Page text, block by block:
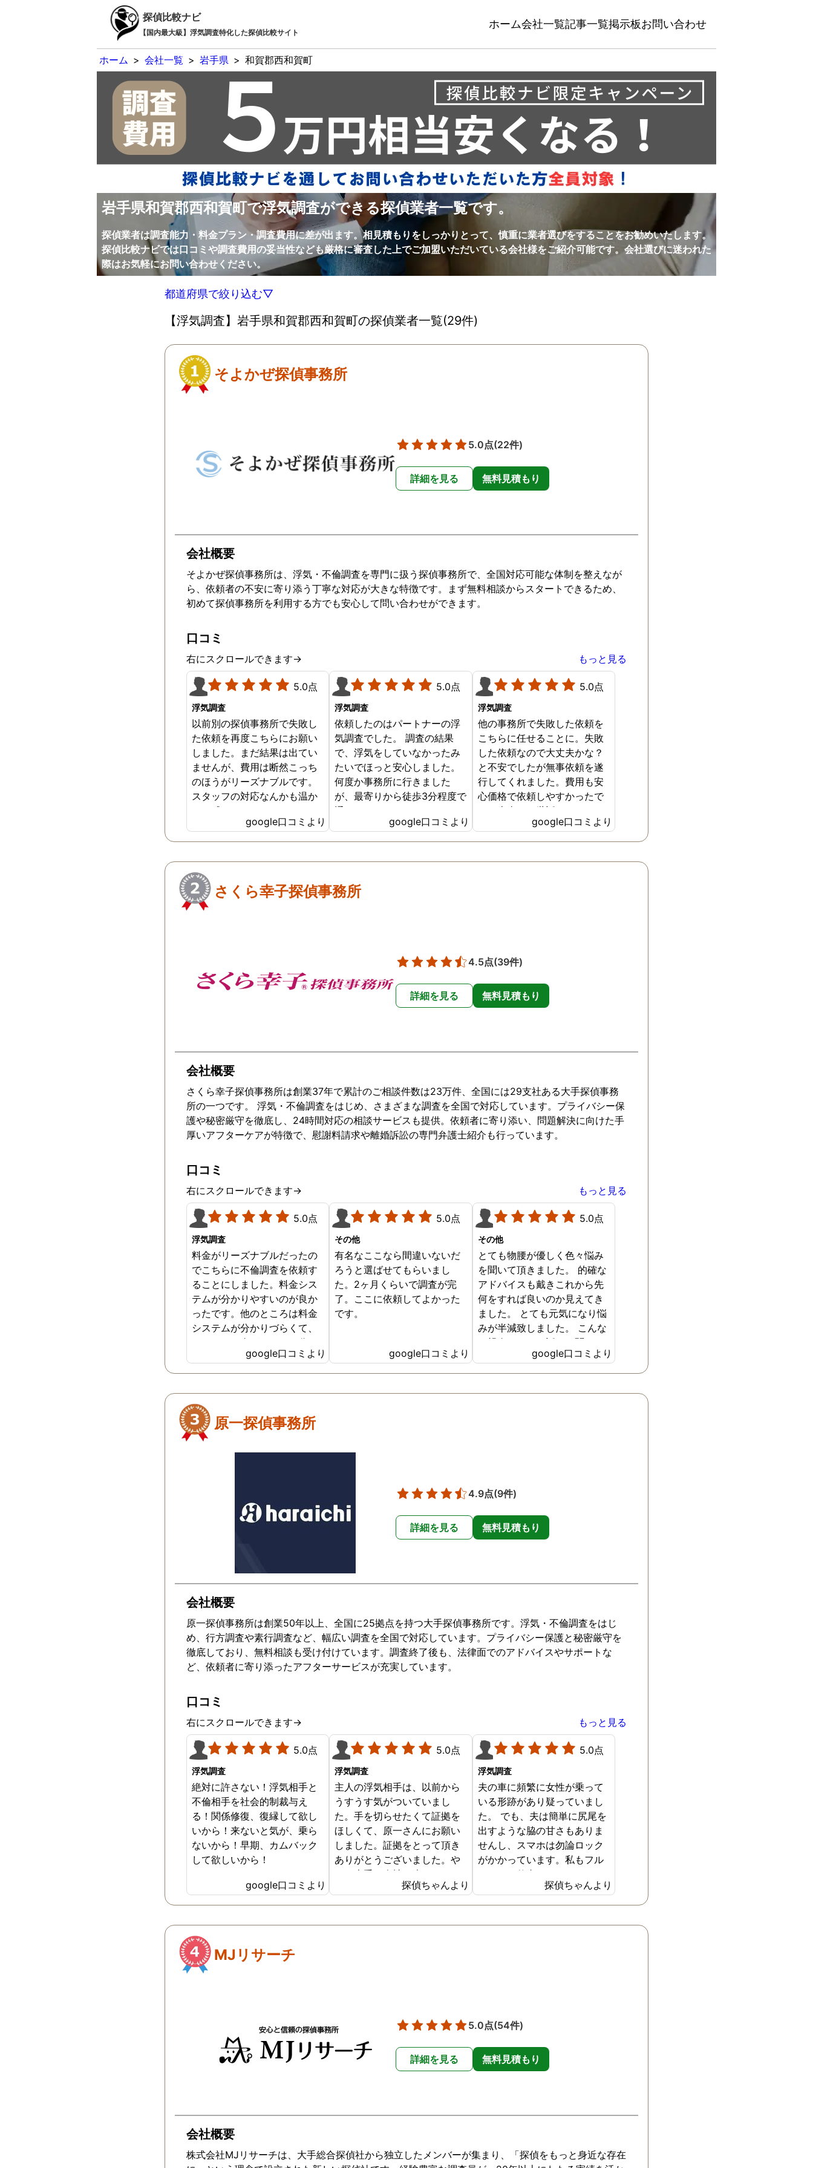
探偵比較ナビ
【国内最大級】浮気調査特化した探偵比較サイト
ホーム会社一覧記事一覧掲示板お問い合わせ
ホーム > 会社一覧 > 岩手県 > 和賀郡西和賀町
岩手県和賀郡西和賀町で浮気調査ができる探偵業者一覧です。
探偵業者は調査能力・料金プラン・調査費用に差が出ます。相見積もりをしっかりとって、慎重に業者選びをすることをお勧めいたします。
探偵比較ナビでは口コミや調査費用の妥当性なども厳格に審査した上でご加盟いただいている会社様をご紹介可能です。会社選びに迷われた
際はお気軽にお問い合わせください。
都道府県で絞り込む▽
【浮気調査】岩手県和賀郡西和賀町の探偵業者一覧(29件)
そよかぜ探偵事務所
5.0点(22件)
詳細を見る 無料見積もり
会社概要
そよかぜ探偵事務所は、浮気・不倫調査を専門に扱う探偵事務所で、全国対応可能な体制を整えなが
ら、依頼者の不安に寄り添う丁寧な対応が大きな特徴です。まず無料相談からスタートできるため、
初めて探偵事務所を利用する方でも安心して問い合わせができます。
口コミ
右にスクロールできます→ もっと見る
5.0点
浮気調査
以前別の探偵事務所で失敗し
た依頼を再度こちらにお願い
しました。まだ結果は出てい
ませんが、費用は断然こっち
のほうがリーズナブルです。
スタッフの対応なんかも温か
みを感じます。はじめからこ
ちらにすればよかったです😢
…
google口コミより
5.0点
浮気調査
依頼したのはパートナーの浮
気調査でした。 調査の結果
で、浮気をしていなかったみ
たいでほっと安心しました。
何度か事務所に行きました
が、最寄りから徒歩3分程度で
通いやすかったです。
google口コミより
5.0点
浮気調査
他の事務所で失敗した依頼を
こちらに任せることに。失敗
した依頼なので大丈夫かな？
と不安でしたが無事依頼を遂
行してくれました。費用も安
心価格で依頼しやすかったで
す。本当にお世話になりまし
google口コミより
さくら幸子探偵事務所
4.5点(39件)
詳細を見る 無料見積もり
会社概要
さくら幸子探偵事務所は創業37年で累計のご相談件数は23万件、全国には29支社ある大手探偵事務
所の一つです。 浮気・不倫調査をはじめ、さまざまな調査を全国で対応しています。プライバシー保
護や秘密厳守を徹底し、24時間対応の相談サービスも提供。依頼者に寄り添い、問題解決に向けた手
厚いアフターケアが特徴で、慰謝料請求や離婚訴訟の専門弁護士紹介も行っています。
口コミ
右にスクロールできます→ もっと見る
5.0点
浮気調査
料金がリーズナブルだったの
でこちらに不倫調査を依頼す
ることにしました。料金シス
テムが分かりやすいのが良か
ったです。他のところは料金
システムが分かりづらくて、
どれだけお金がかかるか分か
らず不安だったので、こちら
で安心しました。 ありがとう
google口コミより
5.0点
その他
有名なここなら間違いないだ
ろうと選ばせてもらいまし
た。2ヶ月くらいで調査が完
了。ここに依頼してよかった
です。
google口コミより
5.0点
その他
とても物腰が優しく色々悩み
を聞いて頂きました。 的確な
アドバイスも戴きこれから先
何をすれば良いのか見えてき
ました。 とても元気になり悩
みが半減致しました。 こんな
に親身になって話しを聞いて
くださり感謝しています。 何
かあったらまた相談させて頂
google口コミより
原一探偵事務所
4.9点(9件)
詳細を見る 無料見積もり
会社概要
原一探偵事務所は創業50年以上、全国に25拠点を持つ大手探偵事務所です。浮気・不倫調査をはじ
め、行方調査や素行調査など、幅広い調査を全国で対応しています。プライバシー保護と秘密厳守を
徹底しており、無料相談も受け付けています。調査終了後も、法律面でのアドバイスやサポートな
ど、依頼者に寄り添ったアフターサービスが充実しています。
口コミ
右にスクロールできます→ もっと見る
5.0点
浮気調査
絶対に許さない！浮気相手と
不倫相手を社会的制裁与え
る！関係修復、復縁して欲し
いから！来ないと気が、乗ら
ないから！早期、カムバック
して欲しいから！
google口コミより
5.0点
浮気調査
主人の浮気相手は、以前から
うすうす気がついていまし
た。手を切らせたくて証拠を
ほしくて、原一さんにお願い
しました。証拠をとって頂き
ありがとうございました。や
はり大手の会社は違います
探偵ちゃんより
5.0点
浮気調査
夫の車に頻繁に女性が乗って
いる形跡があり疑っていまし
た。 でも、夫は簡単に尻尾を
出すような脇の甘さもありま
せんし、スマホは勿論ロック
がかかっています。私もフル
タイムで仕事をしているので
尾行するわけにもいかず証拠
集めに苦労していました。 離
ですが、依頼からスピーディ
に仕事をして下さってもやも
やした気持ちが吹き飛びまし
た。 いくら夫と性格の不一致
ないという想いは分かります
が、もし私と同じようにもや
探偵ちゃんより
MJリサーチ
5.0点(54件)
詳細を見る 無料見積もり
会社概要
株式会社MJリサーチは、大手総合探偵社から独立したメンバーが集まり、「探偵をもっと身近な存在